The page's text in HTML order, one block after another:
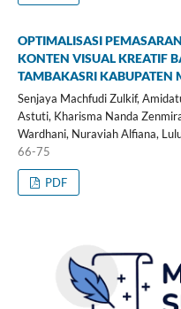
OPTIMALISASI
KONTEN VISUAL KREATIF
TAMBAKASRI KABUPATEN
Senjaya Machfudi Zulkif,
Astuti, Kharisma Nanda
Wardhani, Nuraviah Alfiana,
66-75
PDF